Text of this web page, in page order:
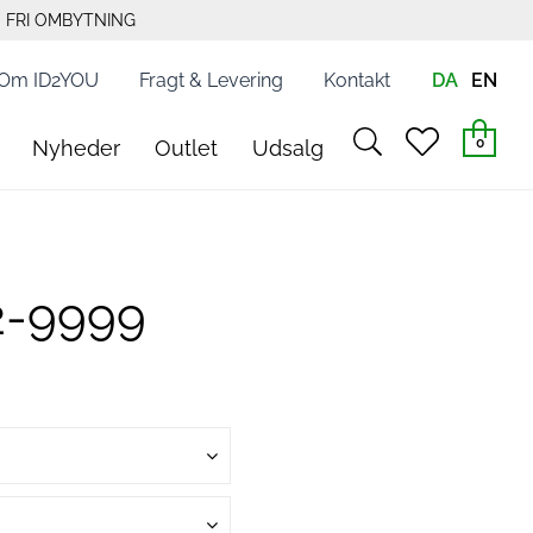
FRI OMBYTNING
Nyheder Outlet Udsalg
searchheart
0
ID2YOU Fragt & Levering Kontakt DA EN
9999